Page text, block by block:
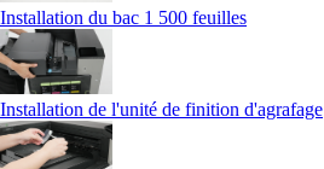
Installation du bac 1 500 feuilles
Installation de l'unité de finition d'agrafage